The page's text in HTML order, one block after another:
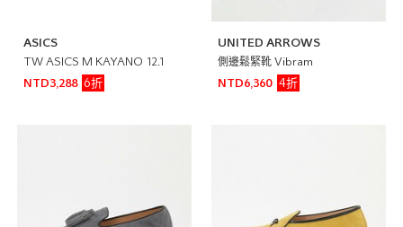
ASICS
TW ASICS M KAYANO 12.1
NTD3,288
6折
UNITED ARROWS
側邊鬆緊靴 Vibram
NTD6,360
4折